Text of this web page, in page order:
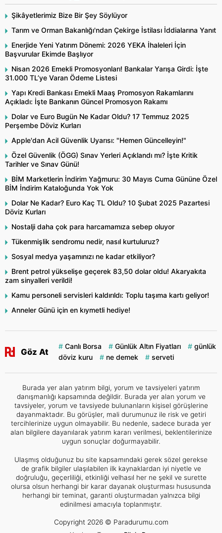
Şikâyetlerimiz Bize Bir Şey Söylüyor
Tarım ve Orman Bakanlığı'ndan Çekirge İstilası İddialarına Yanıt
Enerjide Yeni Yatırım Dönemi: 2026 YEKA İhaleleri İçin
Başvurular Ekimde Başlıyor
Nisan 2026 Emekli Promosyonları! Bankalar Yarışa Girdi: İşte
31.000 TL’ye Varan Ödeme Listesi
Yapı Kredi Bankası Emekli Maaş Promosyon Rakamlarını
Açıkladı: İşte Bankanın Güncel Promosyon Rakamı
Dolar ve Euro Bugün Ne Kadar Oldu? 17 Temmuz 2025
Perşembe Döviz Kurları
Apple'dan Acil Güvenlik Uyarısı: "Hemen Güncelleyin!"
Özel Güvenlik (ÖGG) Sınav Yerleri Açıklandı mı? İşte Kritik
Tarihler ve Sınav Günü!
BİM Marketlerin İndirim Yağmuru: 30 Mayıs Cuma Gününe Özel
BİM İndirim Kataloğunda Yok Yok
Dolar Ne Kadar? Euro Kaç TL Oldu? 10 Şubat 2025 Pazartesi
Döviz Kurları
Nostalji daha çok para harcamamıza sebep oluyor
Tükenmişlik sendromu nedir, nasıl kurtuluruz?
Sosyal medya yaşamınızı ne kadar etkiliyor?
Brent petrol yükselişe geçerek 83,50 dolar oldu! Akaryakıta
zam sinyalleri verildi!
Kamu personeli servisleri kaldırıldı: Toplu taşıma kartı geliyor!
Anneler Günü için en kıymetli hediye!
Göz At
Canlı Borsa Günlük Altın Fiyatları
günlük
döviz kuru
ne demek serveti
Burada yer alan yatırım bilgi, yorum ve tavsiyeleri yatırım
danışmanlığı kapsamında değildir. Burada yer alan yorum ve
tavsiyeler, yorum ve tavsiyede bulunanların kişisel görüşlerine
dayanmaktadır. Bu görüşler, mali durumunuz ile risk ve getiri
tercihlerinize uygun olmayabilir. Bu nedenle, sadece burada yer
alan bilgilere dayanılarak yatırım kararı verilmesi, beklentilerinize
uygun sonuçlar doğurmayabilir.
Ulaşmış olduğunuz bu site kapsamındaki gerek sözel gerekse
de grafik bilgiler ulaşılabilen ilk kaynaklardan iyi niyetle ve
doğruluğu, geçerliliği, etkinliği velhasıl her ne şekil ve surette
olursa olsun herhangi bir karar dayanak oluşturması hususunda
herhangi bir teminat, garanti oluşturmadan yalnızca bilgi
edinilmesi amacıyla toplanmıştır.
Copyright 2026 © Paradurumu.com